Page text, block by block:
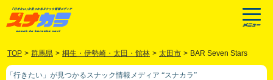
TOP > 群馬県 > 桐生・伊勢崎・太田・館林 > 太田市 > BAR Seven Stars
「行きたい」が見つかるスナック情報メディア “スナカラ”